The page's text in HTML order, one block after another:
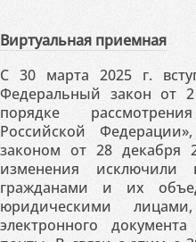
Виртуальная приемная
С 30 марта 2025 г.
Федеральный закон
порядке
Российской
законом от 28
изменения исключили
гражданами и их
юридическими
электронного